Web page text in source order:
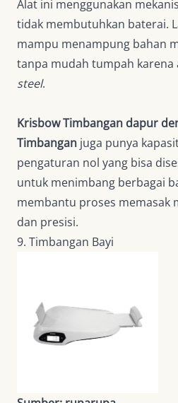
Alat ini menggunakan
tidak membutuhkan baterai.
mampu menampung bahan
tanpa mudah tumpah karena
steel.
Krisbow Timbangan dapur
Timbangan juga punya
pengaturan nol yang bisa
untuk menimbang berbagai
membantu proses memasak
dan presisi.
9. Timbangan Bayi